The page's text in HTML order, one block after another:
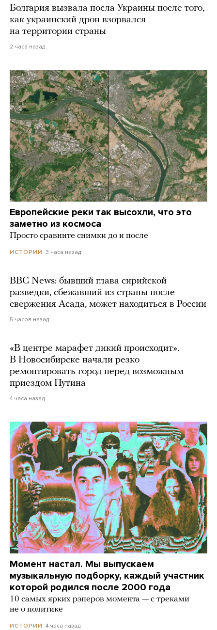
Болгария вызвала посла Украины после того,
как украинский дрон взорвался
на территории страны
2 часа назад
Европейские реки так высохли, что это
заметно из космоса
Просто сравните снимки до и после
ИСТОРИИ 3 часа назад
BBC News: бывший глава сирийской
разведки, сбежавший из страны после
свержения Асада, может находиться в России
5 часов назад
«В центре марафет дикий происходит».
В Новосибирске начали резко
ремонтировать город перед возможным
приездом Путина
4 часа назад
Момент настал. Мы выпускаем
музыкальную подборку, каждый участник
которой родился после 2000 года
10 самых ярких рэперов момента — с треками
не о политике
ИСТОРИИ 4 часа назад